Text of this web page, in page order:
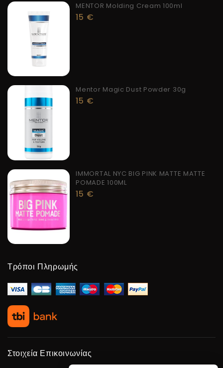
MENTOR Molding Cream 100ml
15 €
Mentor Magic Dust Powder 30g
15 €
IMMORTAL NYC BIG PINK MATTE MATTE
POMADE 100ML
15 €
Τρόποι Πληρωμής
Στοιχεία Επικοινωνίας